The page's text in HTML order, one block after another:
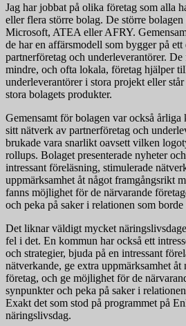
Jag har jobbat på olika företag som alla
eller flera större bolag. De större
Microsoft, ATEA eller AFRY.
de har en affärsmodell som bygger på ett
partnerföretag och underleverantörer.
mindre, och ofta lokala, företag hjälper
underleverantörer i stora projekt eller
stora bolagets produkter.
Gemensamt för bolagen var också årliga
sitt nätverk av partnerföretag och
brukade vara snarlikt oavsett vilken
rollups. Bolaget presenterade nyheter
intressant föreläsning, stimulerade
uppmärksamhet åt något framgångsrikt
fanns möjlighet för de närvarande
och peka på saker i relationen som borde
Det liknar väldigt mycket
fel i det. En kommun har också ett
och strategier, bjuda på en intressant
nätverkande, ge extra uppmärksamhet
företag, och ge möjlighet för de
synpunkter och peka på saker i
Exakt det som stod på programmet på
näringslivsdag.